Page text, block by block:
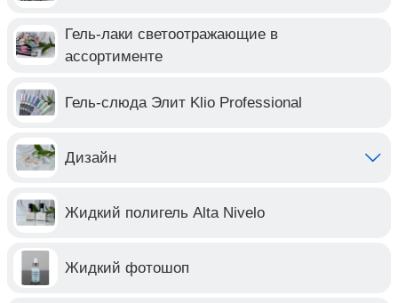
Гель-лаки светоотражающие в
ассортименте
Гель-слюда Элит Klio Professional
Дизайн
Жидкий полигель Alta Nivelo
Жидкий фотошоп